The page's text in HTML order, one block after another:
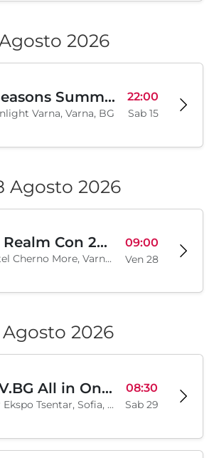
2026
4 Seasons Summer Edition
Varna, Varna, BG
22:00
Sab 15
Agosto 2026
Art Realm Con 2026
Khotel Cherno More, Varna, BG
09:00
Ven 28
2026
DEV.BG All in One 2026
Inter Ekspo Tsentar, Sofia, BG
08:30
Sab 29